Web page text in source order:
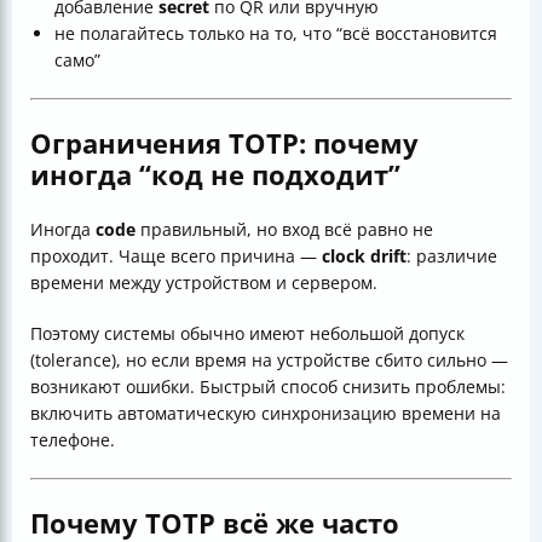
добавление secret по QR или вручную
не полагайтесь только на то, что “всё восстановится
само”
Ограничения TOTP: почему
иногда “код не подходит”
Иногда code правильный, но вход всё равно не
проходит. Чаще всего причина — clock drift: различие
времени между устройством и сервером.
Поэтому системы обычно имеют небольшой допуск
(tolerance), но если время на устройстве сбито сильно —
возникают ошибки. Быстрый способ снизить проблемы:
включить автоматическую синхронизацию времени на
телефоне.
Почему TOTP всё же часто